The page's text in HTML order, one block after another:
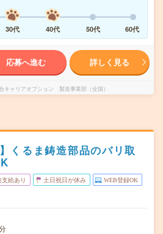
30代 40代 50代 60代
応募へ進む 詳しく見る
キャリアオプション 製造事業部（全国）
くるま鋳造部品のバリ取
給あり 土日祝日が休み WEB登録OK